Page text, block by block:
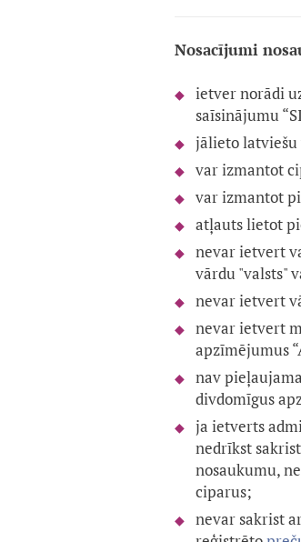
Nosacījumi
ietver norādi
saīsinājumu
jālieto
var izmantot
var izmantot
atļauts lietot
nevar ietvert
vārdu "valsts"
nevar ietvert
nevar ietvert
apzīmējumus
nav
divdomīgus
ja ietverts
nedrīkst
nosaukumu,
ciparus;
nevar sakrist